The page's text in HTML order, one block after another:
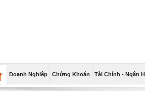
Doanh Nghiệp Chứng Khoán Tài Chính - Ngân